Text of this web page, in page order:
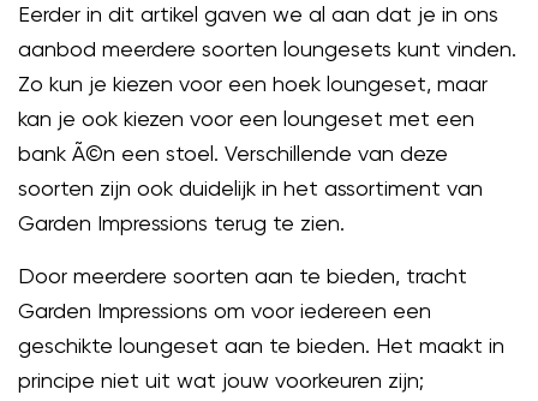
Eerder in dit artikel gaven we al aan dat je in ons
aanbod meerdere soorten loungesets kunt vinden.
Zo kun je kiezen voor een hoek loungeset, maar
kan je ook kiezen voor een loungeset met een
bank Ã©n een stoel. Verschillende van deze
soorten zijn ook duidelijk in het assortiment van
Garden Impressions terug te zien.
Door meerdere soorten aan te bieden, tracht
Garden Impressions om voor iedereen een
geschikte loungeset aan te bieden. Het maakt in
principe niet uit wat jouw voorkeuren zijn;